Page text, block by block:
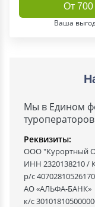
От 700
Ваша
Мы в Едином
туроператоров
Реквизиты:
ООО "Курортный
ИНН 2320138210 /
р/с
АО «АЛЬФА-БАНК»
к/с